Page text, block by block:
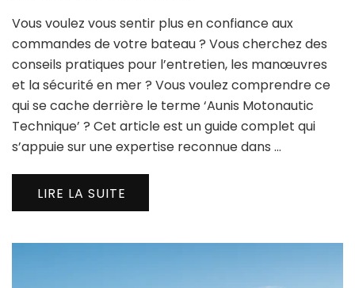
Vous voulez vous sentir plus en confiance aux
commandes de votre bateau ? Vous cherchez des
conseils pratiques pour l’entretien, les manœuvres
et la sécurité en mer ? Vous voulez comprendre ce
qui se cache derrière le terme ‘Aunis Motonautic
Technique’ ? Cet article est un guide complet qui
s’appuie sur une expertise reconnue dans …
LIRE LA SUITE